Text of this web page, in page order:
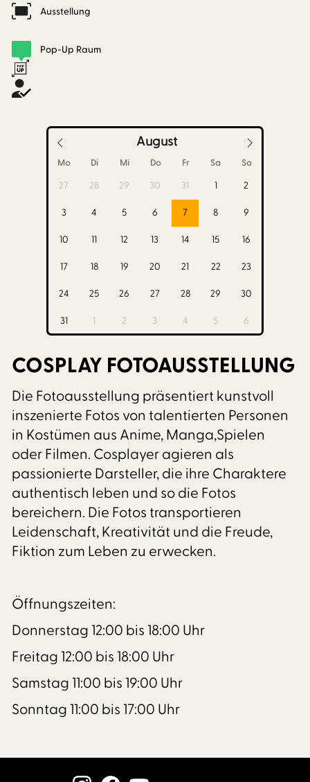
Ausstellung
Pop-Up Raum
August
Mo Di Mi Do Fr Sa So
27 28 29 30 31 1 2
3 4 5 6 7 8 9
10 11 12 13 14 15 16
17 18 19 20 21 22 23
24 25 26 27 28 29 30
31 1 2 3 4 5 6
COSPLAY FOTOAUSSTELLUNG
Die Fotoausstellung präsentiert kunstvoll
inszenierte Fotos von talentierten Personen
in Kostümen aus Anime, Manga,Spielen
oder Filmen. Cosplayer agieren als
passionierte Darsteller, die ihre Charaktere
authentisch leben und so die Fotos
bereichern. Die Fotos transportieren
Leidenschaft, Kreativität und die Freude,
Fiktion zum Leben zu erwecken.
Öffnungszeiten:
Donnerstag 12:00 bis 18:00 Uhr
Freitag 12:00 bis 18:00 Uhr
Samstag 11:00 bis 19:00 Uhr
Sonntag 11:00 bis 17:00 Uhr